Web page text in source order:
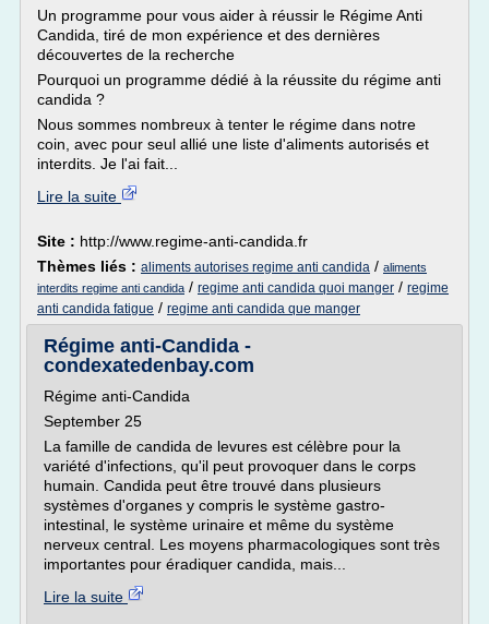
Un programme pour vous aider à réussir le Régime Anti
Candida, tiré de mon expérience et des dernières
découvertes de la recherche
Pourquoi un programme dédié à la réussite du régime anti
candida ?
Nous sommes nombreux à tenter le régime dans notre
coin, avec pour seul allié une liste d'aliments autorisés et
interdits. Je l'ai fait...
Lire la suite
Site : http://www.regime-anti-candida.fr
Thèmes liés : aliments autorises regime anti candida / aliments
interdits regime anti candida / regime anti candida quoi manger / regime
anti candida fatigue / regime anti candida que manger
Régime anti-Candida -
condexatedenbay.com
Régime anti-Candida
September 25
La famille de candida de levures est célèbre pour la
variété d'infections, qu'il peut provoquer dans le corps
humain. Candida peut être trouvé dans plusieurs
systèmes d'organes y compris le système gastro-
intestinal, le système urinaire et même du système
nerveux central. Les moyens pharmacologiques sont très
importantes pour éradiquer candida, mais...
Lire la suite